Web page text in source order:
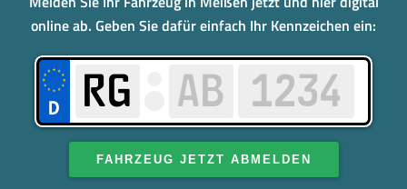
online ab. Geben Sie dafür einfach Ihr Kennzeichen ein:
FAHRZEUG JETZT ABMELDEN